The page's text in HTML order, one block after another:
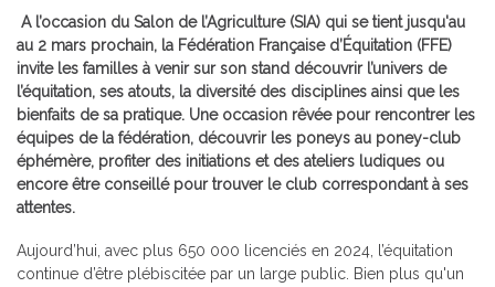
A l’occasion du Salon de l’Agriculture (SIA) qui se tient jusqu'au
au 2 mars prochain, la Fédération Française d’Équitation (FFE)
invite les familles à venir sur son stand découvrir l’univers de
l’équitation, ses atouts, la diversité des disciplines ainsi que les
bienfaits de sa pratique. Une occasion rêvée pour rencontrer les
équipes de la fédération, découvrir les poneys au poney-club
éphémère, profiter des initiations et des ateliers ludiques ou
encore être conseillé pour trouver le club correspondant à ses
attentes.
Aujourd’hui, avec plus 650 000 licenciés en 2024, l’équitation
continue d’être plébiscitée par un large public. Bien plus qu'un